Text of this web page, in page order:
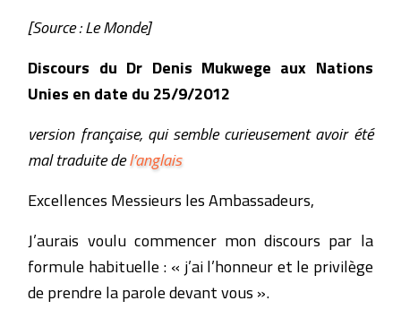
[Source : Le Monde]
Discours du Dr Denis Mukwege aux Nations
Unies en date du 25/9/2012
version française, qui semble curieusement avoir été
mal traduite del’anglais
Excellences Messieurs les Ambassadeurs,
J’aurais voulu commencer mon discours par la
formule habituelle : « j’ai l’honneur et le privilège
de prendre la parole devant vous ».